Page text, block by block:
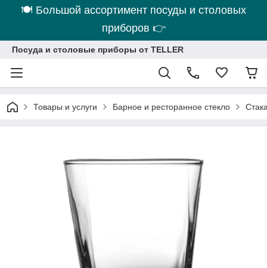
🍽 Большой ассортимент посуды и столовых
приборов 👉
Посуда и столовые приборы от TELLER
Товары и услуги Барное и ресторанное стекло